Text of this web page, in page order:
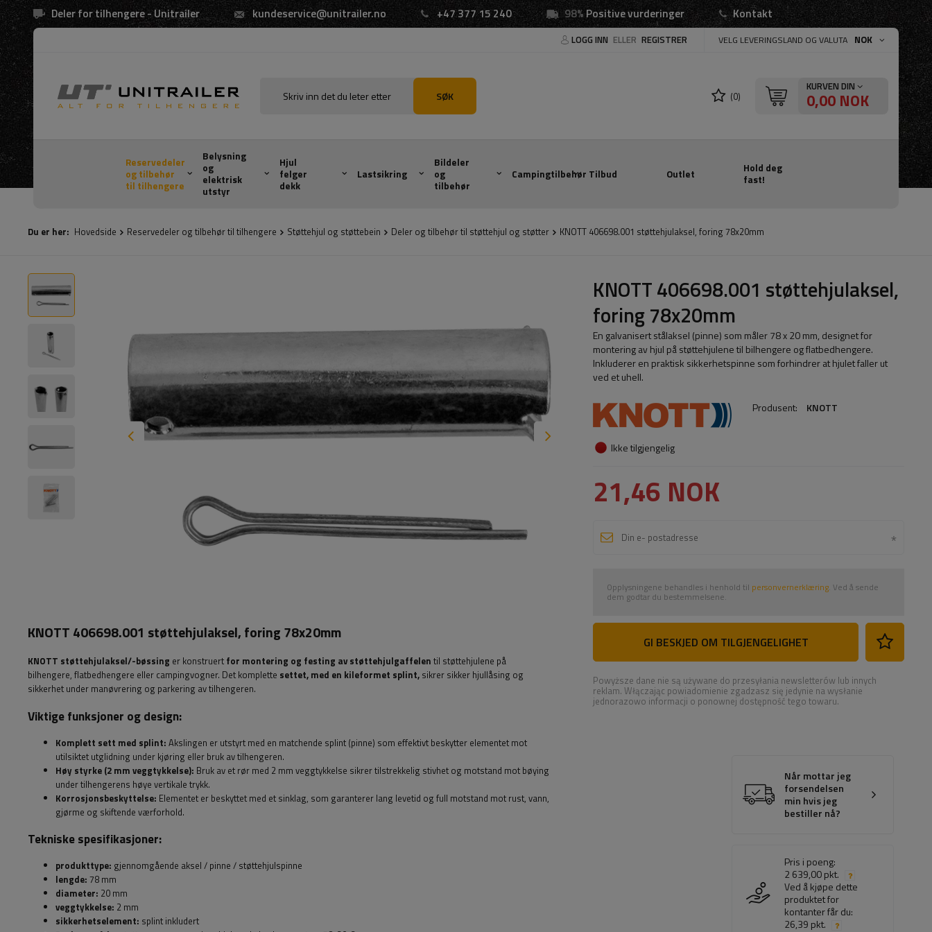
Deler for tilhengere - Unitrailer kundeservice@unitrailer.no +47 377 15 240 98%Positive vurderinger Kontakt
LOGG INN ELLER REGISTRER VELG LEVERINGSLAND OG VALUTA NOK
SØK (0)
KURVEN DIN
0,00 NOK
Reservedeler
og tilbehør
til tilhengere
Belysning
og
elektrisk
utstyr
Hjul
felger
dekk
Lastsikring
Bildeler
og
tilbehør
Campingtilbehør Tilbud Outlet
Hold deg
fast!
Du er her: Hovedside Reservedeler og tilbehør til tilhengere Støttehjul og støttebein Deler og tilbehør til støttehjul og støtter KNOTT 406698.001 støttehjulaksel, foring 78x20mm
KNOTT 406698.001 støttehjulaksel,
foring 78x20mm
En galvanisert stålaksel (pinne) som måler 78 x 20 mm, designet for
montering av hjul på støttehjulene til bilhengere og flatbedhengere.
Inkluderer en praktisk sikkerhetspinne som forhindrer at hjulet faller ut
ved et uhell.
Produsent: KNOTT
Ikke tilgjengelig
21,46 NOK
Opplysningene behandles i henhold til personvernerklæring. Ved å sende
dem godtar du bestemmelsene.
GI BESKJED OM TILGJENGELIGHET
Powyższe dane nie są używane do przesyłania newsletterów lub innych
reklam. Włączając powiadomienie zgadzasz się jedynie na wysłanie
jednorazowo informacji o ponownej dostępność tego towaru.
Når mottar jeg
forsendelsen
min hvis jeg
bestiller nå?
Pris i poeng:
2 639,00 pkt.
Ved å kjøpe dette
produktet for
kontanter får du:
26,39 pkt.
KNOTT 406698.001 støttehjulaksel, foring 78x20mm
KNOTT støttehjulaksel/-bøssing er konstruert for montering og festing av støttehjulgaffelen til støttehjulene på
bilhengere, flatbedhengere eller campingvogner. Det komplette settet, med en kileformet splint, sikrer sikker hjullåsing og
sikkerhet under manøvrering og parkering av tilhengeren.
Viktige funksjoner og design:
Komplett sett med splint: Akslingen er utstyrt med en matchende splint (pinne) som effektivt beskytter elementet mot
utilsiktet utglidning under kjøring eller bruk av tilhengeren.
Høy styrke (2 mm veggtykkelse): Bruk av et rør med 2 mm veggtykkelse sikrer tilstrekkelig stivhet og motstand mot bøying
under tilhengerens høye vertikale trykk.
Korrosjonsbeskyttelse: Elementet er beskyttet med et sinklag, som garanterer lang levetid og full motstand mot rust, vann,
gjørme og skiftende værforhold.
Tekniske spesifikasjoner:
produkttype: gjennomgående aksel / pinne / støttehjulspinne
lengde: 78 mm
diameter: 20 mm
veggtykkelse: 2 mm
sikkerhetselement: splint inkludert